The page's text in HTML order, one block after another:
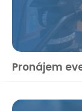
Pronájem